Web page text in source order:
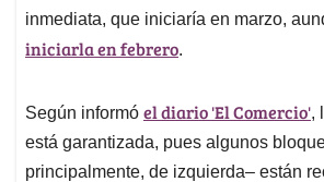
inmediata, que iniciaría en marzo,
iniciarla en febrero.
Según informó el diario 'El Comercio',
está garantizada, pues algunos
principalmente, de izquierda– están